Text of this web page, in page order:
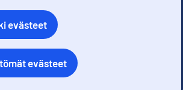
evästeet
evästeet